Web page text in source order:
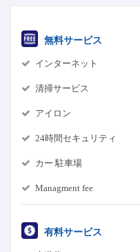
無料サービス
インターネット
清掃サービス
アイロン
24時間セキュリティ
カー 駐車場
Managment fee
有料サービス